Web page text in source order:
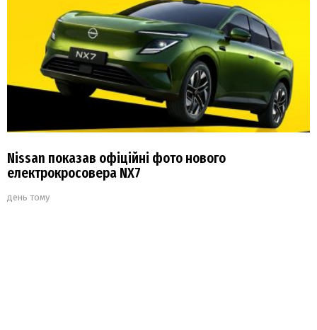
Nissan показав офіційні фото нового
електрокросовера NX7
день тому